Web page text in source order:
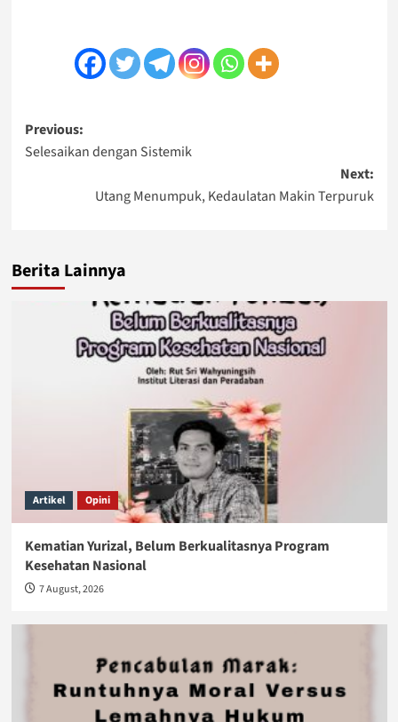
Post
navigation
Previous:
Selesaikan dengan Sistemik
Next:
Utang Menumpuk, Kedaulatan Makin Terpuruk
Berita Lainnya
Artikel Opini
Kematian Yurizal, Belum Berkualitasnya Program
Kesehatan Nasional
7 August, 2026